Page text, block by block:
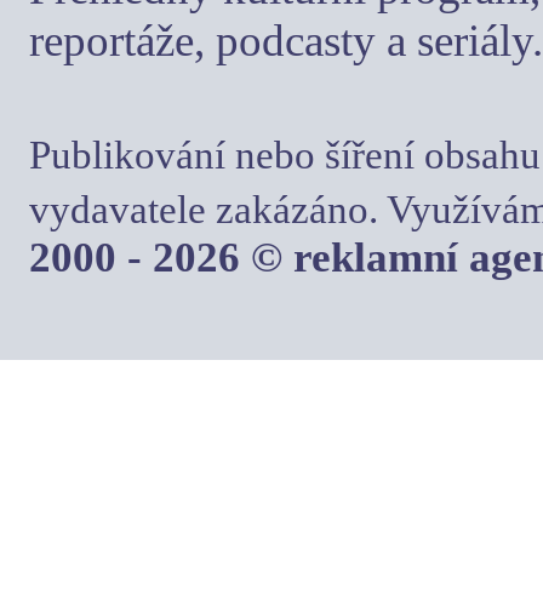
reportáže, podcasty a seriály.
Publikování nebo šíření
vydavatele zakázáno.
2000 - 2026 © reklamní